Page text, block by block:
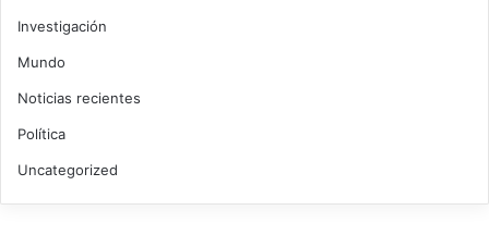
Investigación
Mundo
Noticias recientes
Política
Uncategorized